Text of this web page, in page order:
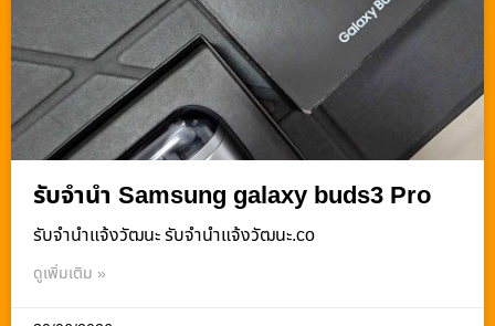
รับจำนำ Samsung galaxy buds3 Pro
รับจํานําแจ้งวัฒนะ รับจํานําแจ้งวัฒนะ.co
ดูเพิ่มเติม »